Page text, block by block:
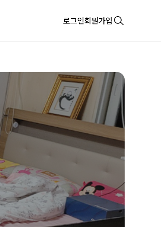
로그인회원가입